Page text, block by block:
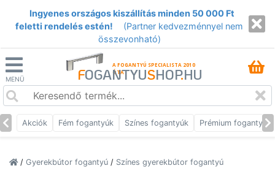
Ingyenes országos kiszállítás minden 50 000 Ft
feletti rendelés estén!
(Partner kedvezménnyel nem
összevonható)
MENÜ
A FOGANTYÚ SPECIALISTA 2010
ÓTA
FOGANTYUSHOP.HU
Akciók Fém fogantyúk Színes fogantyúk Prémium fogantyúk
/ Gyerekbútor fogantyú / Színes gyerekbútor fogantyú